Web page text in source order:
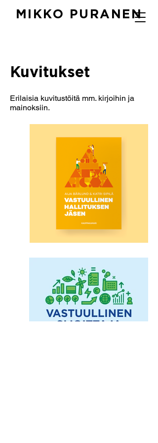
MIKKO PURANEN
Kuvitukset
Erilaisia kuvitustöitä mm. kirjoihin ja
mainoksiin.